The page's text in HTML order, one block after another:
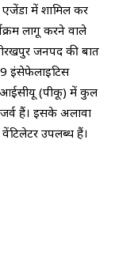
में शामिल कर
लागू करने वाले
जनपद की बात
इंसेफेलाइटिस
(पीकू) में कुल
हैं। इसके अलावा
उपलब्ध हैं।